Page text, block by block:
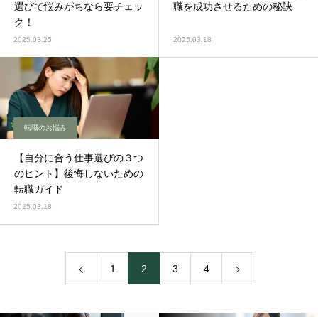
選びで悩みがちなら要チェッ
ク！
2025.03.25
職を成功させるための秘訣
2025.03.18
転職のお悩み
【自分に合う仕事選びの３つ
のヒント】後悔しないための
転職ガイド
2025.03.18
1 2 3 4